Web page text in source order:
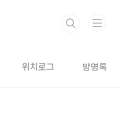
위치로그 방명록